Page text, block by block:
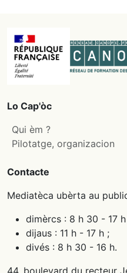
Lo Cap'òc
Qui èm ?
Pilotatge, organizacion
Contacte
Mediatèca ubèrta au
dimèrcs : 8 h 30 - 17
dijaus : 11 h - 17 h ;
divés : 8 h 30 - 16 h.